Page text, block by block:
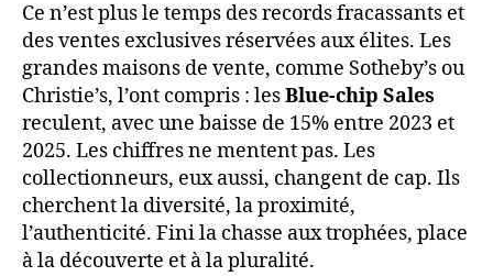
Ce n’est plus le temps des records fracassants et
des ventes exclusives réservées aux élites. Les
grandes maisons de vente, comme Sotheby’s ou
Christie’s, l’ont compris : lesBlue-chip Sales
reculent, avec une baisse de 15% entre 2023 et
2025. Les chiffres ne mentent pas. Les
collectionneurs, eux aussi, changent de cap. Ils
cherchent la diversité, la proximité,
l’authenticité. Fini la chasse aux trophées, place
à la découverte et à la pluralité.